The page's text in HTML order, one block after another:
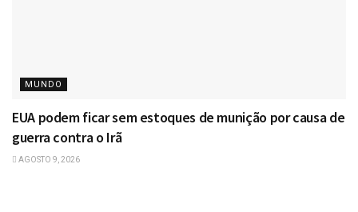
MUNDO
EUA podem ficar sem estoques de munição por causa de
guerra contra o Irã
AGOSTO 9, 2026